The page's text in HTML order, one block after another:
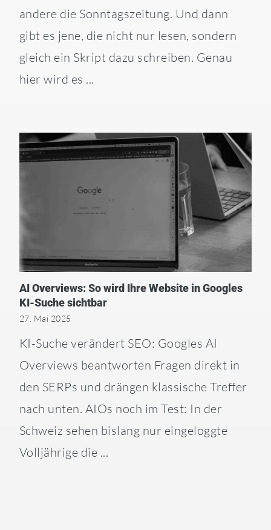
andere die Sonntagszeitung. Und dann
gibt es jene, die nicht nur lesen, sondern
gleich ein Skript dazu schreiben. Genau
hier wird es ...
AI Overviews: So wird Ihre Website in Googles
KI-Suche sichtbar
27. Mai 2025
KI-Suche verändert SEO: Googles AI
Overviews beantworten Fragen direkt in
den SERPs und drängen klassische Treffer
nach unten. AIOs noch im Test: In der
Schweiz sehen bislang nur eingeloggte
Volljährige die ...